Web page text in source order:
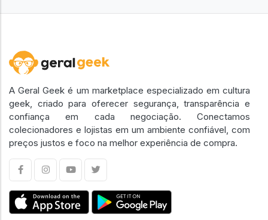
A Geral Geek é um marketplace especializado em cultura
geek, criado para oferecer segurança, transparência e
confiança em cada negociação. Conectamos
colecionadores e lojistas em um ambiente confiável, com
preços justos e foco na melhor experiência de compra.